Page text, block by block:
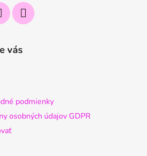
vás
podmienky
osobných údajov GDPR